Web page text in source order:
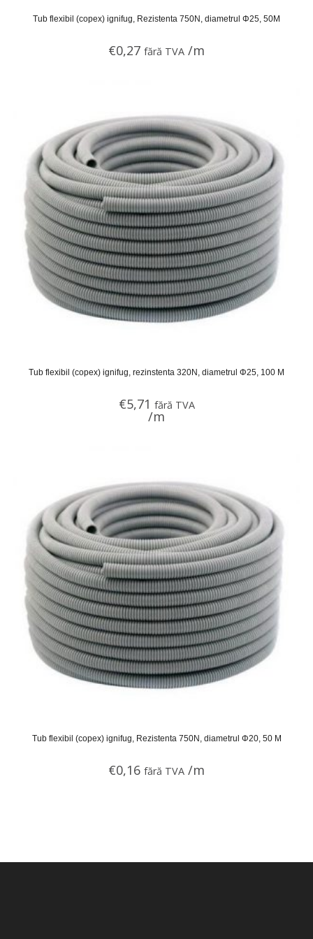
Tub flexibil (copex) ignifug, Rezistenta 750N, diametrul Φ25, 50M
€0,27 fără TVA /m
Tub flexibil (copex) ignifug, rezinstenta 320N, diametrul Φ25, 100 M
€5,71 fără TVA
/m
Tub flexibil (copex) ignifug, Rezistenta 750N, diametrul Φ20, 50 M
€0,16 fără TVA /m